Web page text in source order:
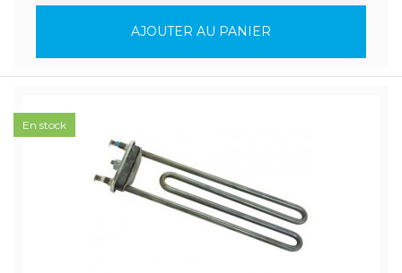
AJOUTER AU PANIER
En stock